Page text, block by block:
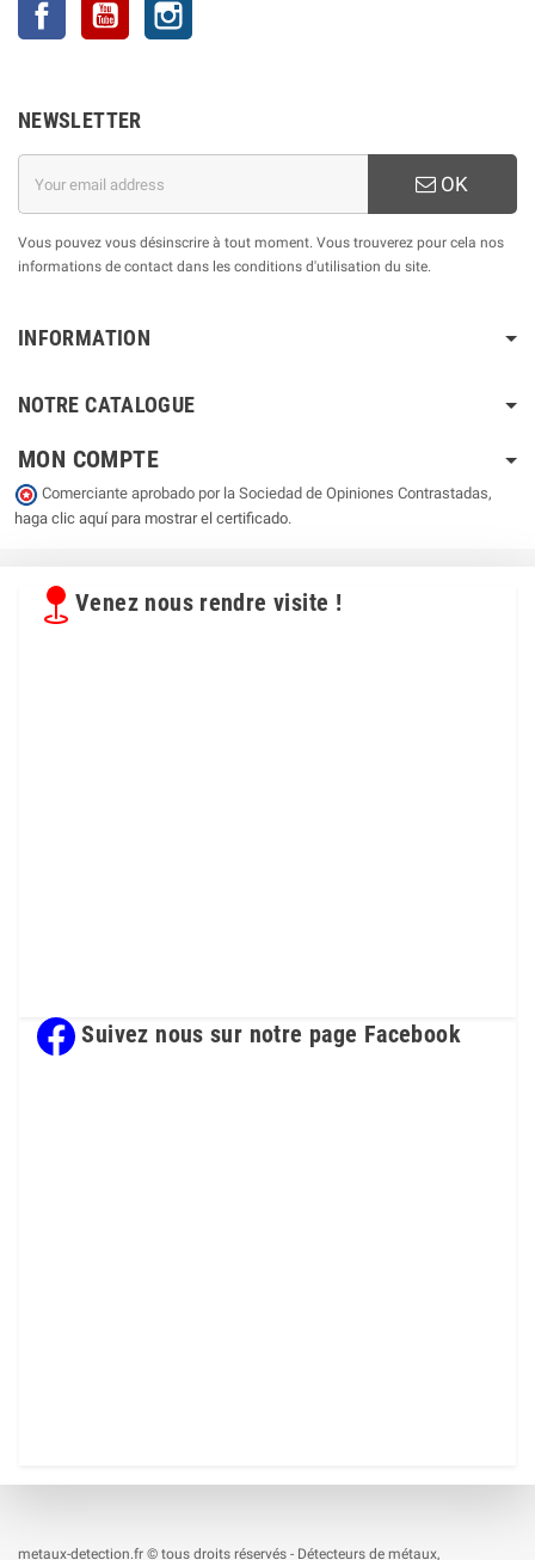
NEWSLETTER
OK
Vous pouvez vous désinscrire à tout moment. Vous trouverez pour cela nos
informations de contact dans les conditions d'utilisation du site.
INFORMATION
NOTRE CATALOGUE
MON COMPTE
Comerciante aprobado por la Sociedad de Opiniones Contrastadas,
haga clic aquí para mostrar el certificado.
Venez nous rendre visite !
Suivez nous sur notre page Facebook
metaux-detection.fr © tous droits réservés - Détecteurs de métaux,